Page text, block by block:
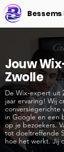
Bessems
Jouw
Zwolle
De Wix-expert uit
jaar ervaring! Wij
conversiegerichte
in Google en een
op je bezoekers.
tot doeltreffende
hoe het werkt. Jij